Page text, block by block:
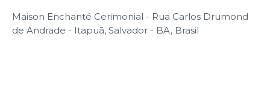
Maison Enchanté Cerimonial - Rua Carlos Drumond
de Andrade - Itapuã, Salvador - BA, Brasil